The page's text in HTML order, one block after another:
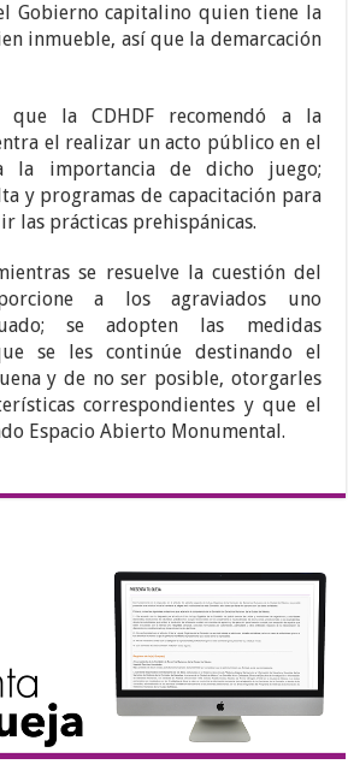
Gobierno capitalino quien tiene la
inmueble, así que la demarcación
que la CDHDF recomendó a la
el realizar un acto público en el
la importancia de dicho juego;
y programas de capacitación para
las prácticas prehispánicas.
se resuelve la cuestión del
a los agraviados uno
se adopten las medidas
se les continúe destinando el
y de no ser posible, otorgarles
correspondientes y que el
Espacio Abierto Monumental.